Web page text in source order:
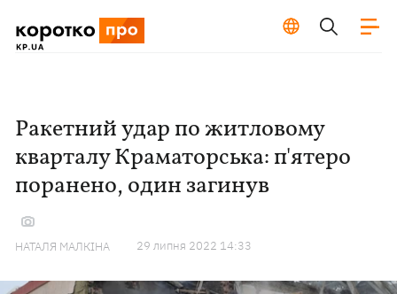
Ракетний удар по житловому
кварталу Краматорська: п'ятеро
поранено, один загинув
НАТАЛЯ МАЛКІНА 29 липня 2022 14:33